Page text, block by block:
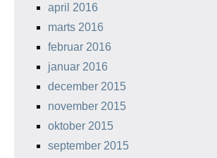
april 2016
marts 2016
februar 2016
januar 2016
december 2015
november 2015
oktober 2015
september 2015